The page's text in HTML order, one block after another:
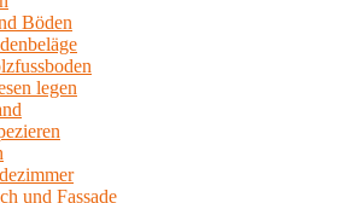
Böden
legen
und Fassade